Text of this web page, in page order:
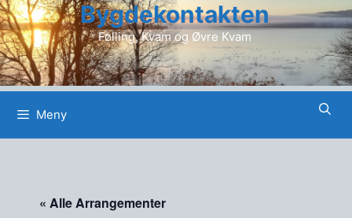
Hopp
til
innhold
Bygdekontakten
Følling, Kvam og Øvre Kvam
Meny
« Alle Arrangementer